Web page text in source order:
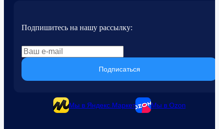
Подпишитесь на нашу рассылку:
Подписаться
Мы в Яндекс.Маркет Мы в Ozon